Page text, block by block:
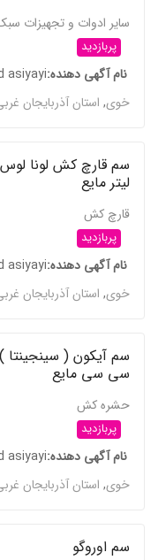
سایر ادوات و تجهیزات سبک
پربازدید
نام آگهی دهندهasiyayi
خوی,استان آذربایجان غربی
لیتر مایع
قارچ کش
پربازدید
نام آگهی دهندهasiyayi
خوی,استان آذربایجان غربی
سی سی مایع
حشره کش
پربازدید
نام آگهی دهندهasiyayi
خوی,استان آذربایجان غربی
سم اوروگو